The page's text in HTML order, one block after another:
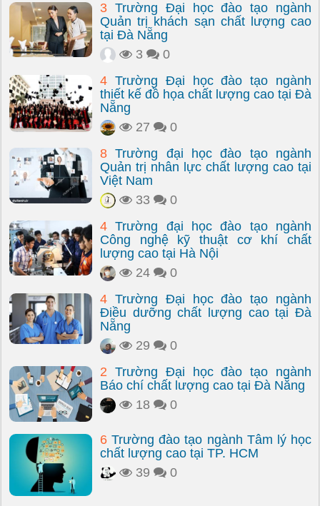
3 Trường Đại học đào tạo ngành
Quản trị khách sạn chất lượng cao
tại Đà Nẵng
3
0
4 Trường Đại học đào tạo ngành
thiết kế đồ họa chất lượng cao tại Đà
Nẵng
27
0
8 Trường đại học đào tạo ngành
Quản trị nhân lực chất lượng cao tại
Việt Nam
33
0
4 Trường đại học đào tạo ngành
Công nghệ kỹ thuật cơ khí chất
lượng cao tại Hà Nội
24
0
4 Trường Đại học đào tạo ngành
Điều dưỡng chất lượng cao tại Đà
Nẵng
29
0
2 Trường Đại học đào tạo ngành
Báo chí chất lượng cao tại Đà Nẵng
18
0
6 Trường đào tạo ngành Tâm lý học
chất lượng cao tại TP. HCM
39
0